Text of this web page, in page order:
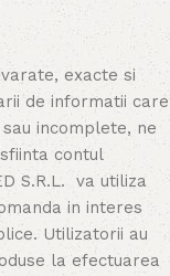
exacte si
de informatii care
incomplete, ne
contul
S.R.L. va utiliza
in interes
Utilizatorii au
la efectuarea